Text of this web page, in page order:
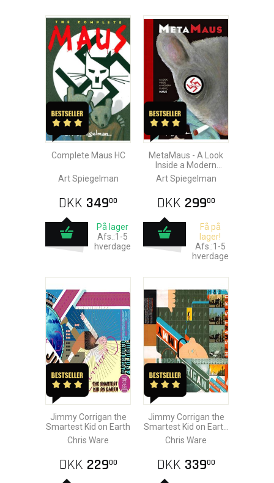
Complete Maus HC
Art Spiegelman
DKK 34900
På lager
Afs.:1-5
hverdage
MetaMaus - A Look
Inside a Modern
Classic HC
Art Spiegelman
DKK 29900
Få på
lager!
Afs.:1-5
hverdage
Jimmy Corrigan the
Smartest Kid on Earth
Chris Ware
DKK 22900
Jimmy Corrigan the
Smartest Kid on Earth
HC
Chris Ware
DKK 33900